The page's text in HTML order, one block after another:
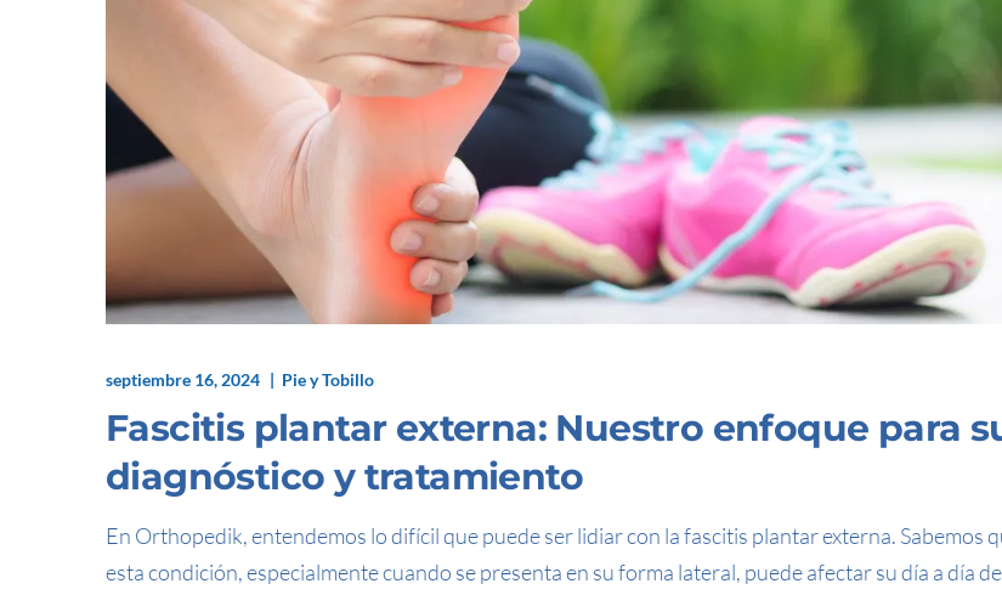
septiembre 16, 2024 Pie y Tobillo
Fascitis plantar externa: Nuestro enfoque para
diagnóstico y tratamiento
En Orthopedik, entendemos lo difícil que puede ser lidiar con la fascitis plantar externa. Sabemos
esta condición, especialmente cuando se presenta en su forma lateral, puede afectar su día a día de